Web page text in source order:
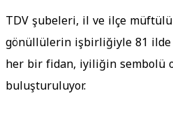
TDV şubeleri, il ve ilçe
gönüllülerin işbirliğiyle 81
her bir fidan, iyiliğin sembolü
buluşturuluyor.